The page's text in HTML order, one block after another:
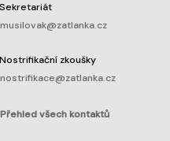
Sekretariát
musilovak@zatlanka.cz
Nostrifikační zkoušky
nostrifikace@zatlanka.cz
Přehled všech kontaktů